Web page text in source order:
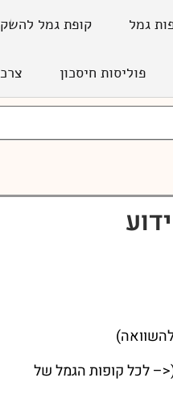
גמל קופת גמל
פוליסות חיסכון
לכל קופות הגמל של